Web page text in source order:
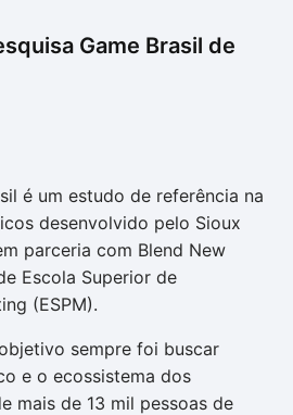
Game Brasil de
é um estudo de referência na
desenvolvido pelo Sioux
parceria com Blend New
Escola Superior de
(ESPM).
sempre foi buscar
e o ecossistema dos
mais de 13 mil pessoas de